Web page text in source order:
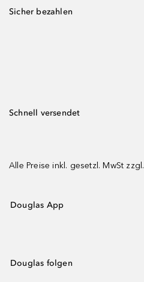
Sicher bezahlen
Schnell versendet
Alle Preise inkl. gesetzl. MwSt zzgl.
Douglas App
Douglas folgen